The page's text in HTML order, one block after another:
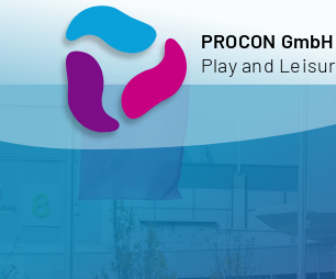
springen
PROCON GmbH
Play and